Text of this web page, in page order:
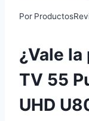
Por
¿Vale la
TV 55
UHD